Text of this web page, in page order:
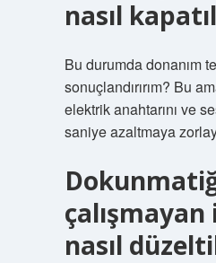
nasıl
Bu durumda donanım
sonuçlandırırım? Bu
elektrik anahtarını ve
saniye azaltmaya
çalışmayan
nasıl